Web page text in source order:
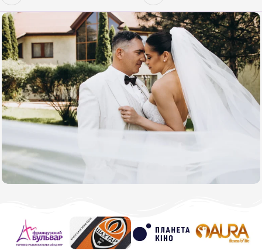
Our Wedding Day 22.05.2026